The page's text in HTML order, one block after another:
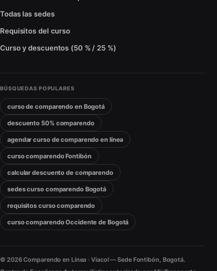
Todas las sedes
Requisitos del curso
Curso y descuentos (50 % / 25 %)
BÚSQUEDAS POPULARES
curso de comparendo en Bogotá
descuento 50% comparendo
agendar curso de comparendo en línea
curso comparendo Fontibón
calcular descuento de comparendo
sedes curso comparendo Bogotá
requisitos curso comparendo
curso comparendo Occidente de Bogotá
© 2026 Comparendo en Línea · Viacol — Sede Fontibón, Bogotá.